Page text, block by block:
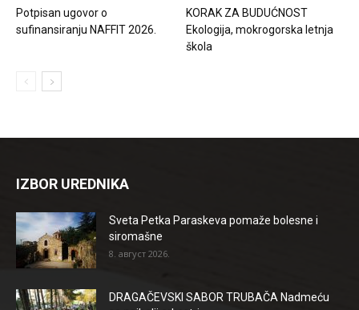
Potpisan ugovor o
sufinansiranju NAFFIT 2026.
KORAK ZA BUDUĆNOST
Ekologija, mokrogorska letnja
škola
IZBOR UREDNIKA
Sveta Petka Paraskeva pomaže bolesne i
siromašne
8. август 2026.
DRAGAČEVSKI SABOR TRUBAČA Nadmeću